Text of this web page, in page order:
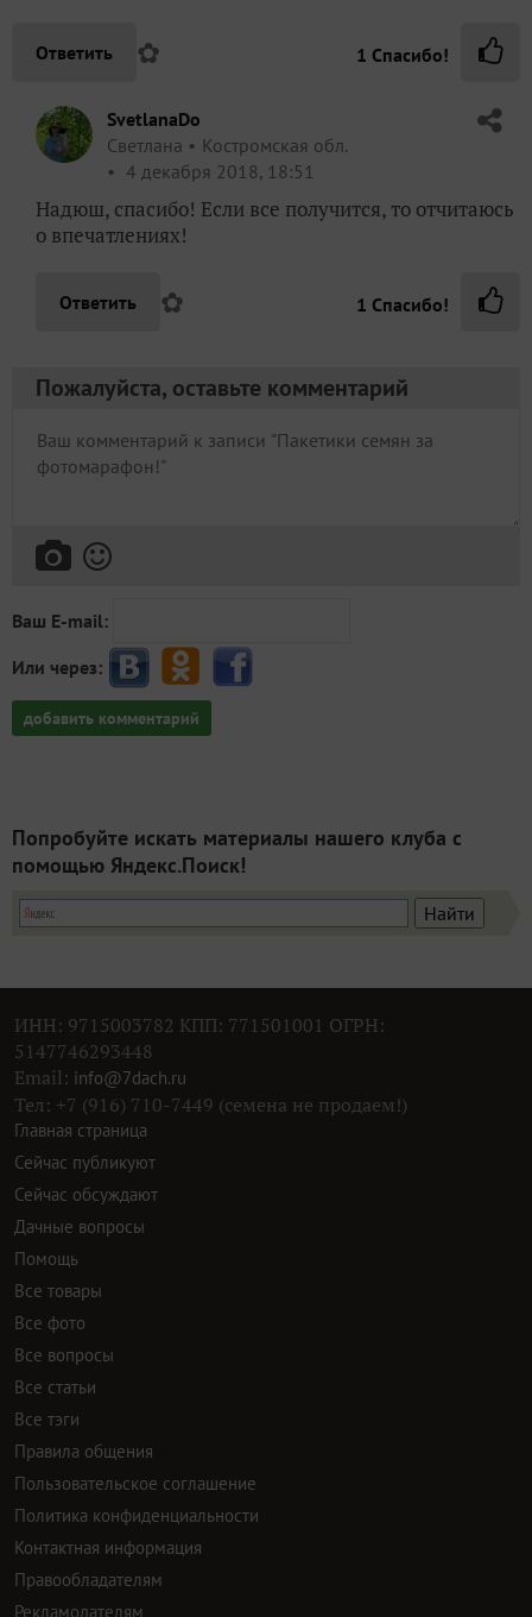
Ответить ✿ 1 Спасибо!
SvetlanaDo
Светлана
Костромская обл.
4 декабря 2018, 18:51
Надюш, спасибо! Если все получится, то отчитаюсь
о впечатлениях!
Ответить ✿ 1 Спасибо!
Пожалуйста, оставьте комментарий
Ваш E-mail:
Или через:
добавить комментарий
Попробуйте искать материалы нашего клуба с
помощью Яндекс.Поиск!
ИНН: 9715003782 КПП: 771501001 ОГРН:
5147746293448
Email: info@7dach.ru
Тел: +7 (916) 710-7449 (семена не продаем!)
Главная страница
Сейчас публикуют
Сейчас обсуждают
Дачные вопросы
Помощь
Все товары
Все фото
Все вопросы
Все статьи
Все тэги
Правила общения
Пользовательское соглашение
Политика конфиденциальности
Контактная информация
Правообладателям
Рекламодателям